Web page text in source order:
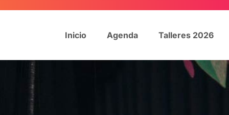
Inicio Agenda Talleres 2026